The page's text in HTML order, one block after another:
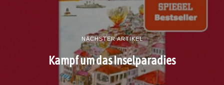
NÄCHSTER ARTIKEL
Kampf um das Inselparadies